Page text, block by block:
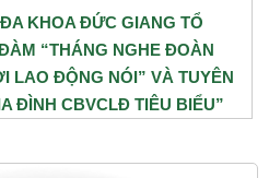
KHOA ĐỨC GIANG TỔ
“THÁNG NGHE ĐOÀN
LAO ĐỘNG NÓI” VÀ TUYÊN
ĐÌNH CBVCLĐ TIÊU BIỂU”